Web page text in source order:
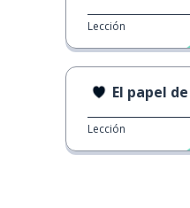
Lección
El papel
Lección